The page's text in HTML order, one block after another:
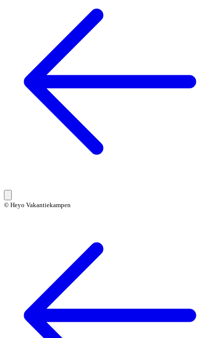
© Heyo Vakantiekampen